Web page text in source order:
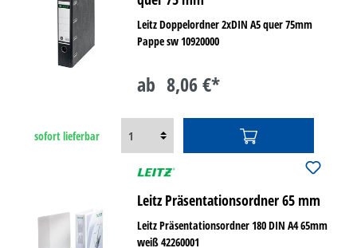
Leitz Doppelordner 2xDIN A5 quer 75mm
Pappe sw 10920000
ab 8,06 €*
sofort lieferbar
Leitz Präsentationsordner 65 mm
Leitz Präsentationsordner 180 DIN A4 65mm
weiß 42260001